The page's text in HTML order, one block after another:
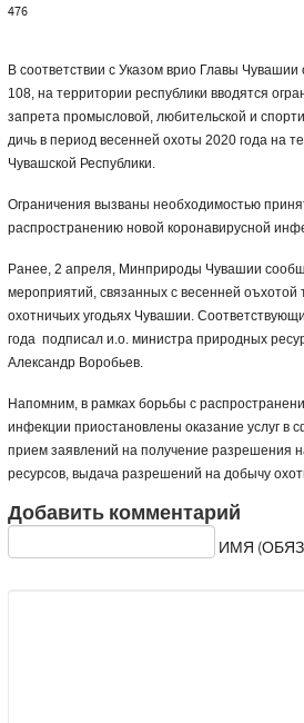
476
В соответствии с Указом врио Главы
108, на территории республики вводятся
запрета промысловой, любительской и
дичь в период весенней охоты 2020 года на
Чувашской Республики.
Ограничения вызваны необходимостью
распространению новой коронавирусной
Ранее, 2 апреля, Минприроды Чувашии
мероприятий, связанных с весенней оъхотой
охотничьих угодьях Чувашии.
года подписал и.о. министра природных
Александр Воробьев.
Напомним, в рамках борьбы с
инфекции приостановлены оказание услуг в
прием заявлений на получение разрешения
ресурсов, выдача разрешений на добычу
Добавить комментарий
ИМЯ